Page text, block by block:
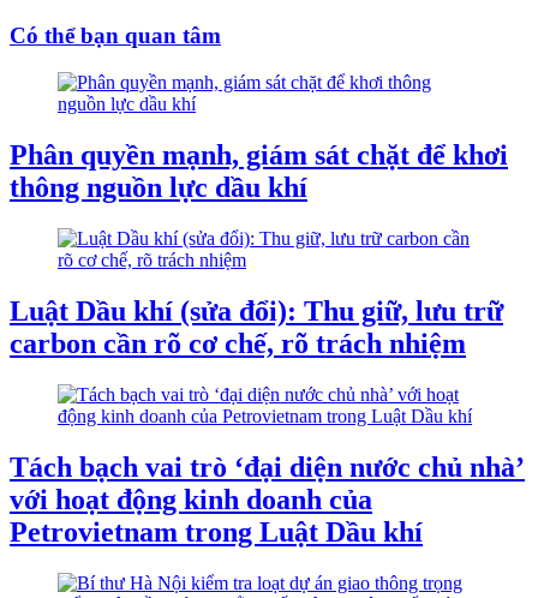
Có thể bạn quan tâm
Phân quyền mạnh, giám sát chặt để khơi
thông nguồn lực dầu khí
Luật Dầu khí (sửa đổi): Thu giữ, lưu trữ
carbon cần rõ cơ chế, rõ trách nhiệm
Tách bạch vai trò ‘đại diện nước chủ nhà’
với hoạt động kinh doanh của
Petrovietnam trong Luật Dầu khí